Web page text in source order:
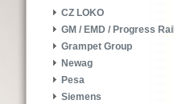
CZ LOKO
GM / EMD / Progress Rail
Grampet Group
Newag
Pesa
Siemens